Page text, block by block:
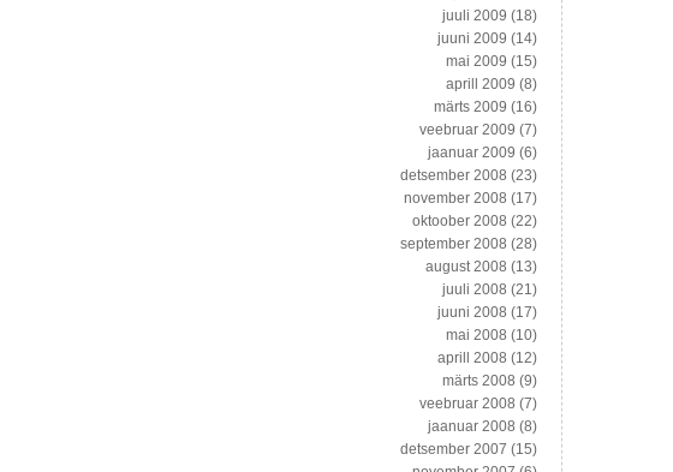
juuli 2009 (18)
juuni 2009 (14)
mai 2009 (15)
aprill 2009 (8)
märts 2009 (16)
veebruar 2009 (7)
jaanuar 2009 (6)
detsember 2008 (23)
november 2008 (17)
oktoober 2008 (22)
september 2008 (28)
august 2008 (13)
juuli 2008 (21)
juuni 2008 (17)
mai 2008 (10)
aprill 2008 (12)
märts 2008 (9)
veebruar 2008 (7)
jaanuar 2008 (8)
detsember 2007 (15)